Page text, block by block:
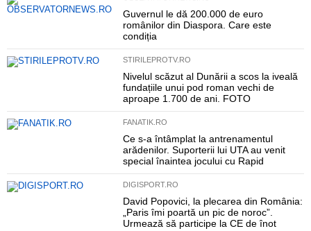
Guvernul le dă 200.000 de euro
românilor din Diaspora. Care este
condiția
STIRILEPROTV.RO
Nivelul scăzut al Dunării a scos la iveală
fundațiile unui pod roman vechi de
aproape 1.700 de ani. FOTO
FANATIK.RO
Ce s-a întâmplat la antrenamentul
arădenilor. Suporterii lui UTA au venit
special înaintea jocului cu Rapid
DIGISPORT.RO
David Popovici, la plecarea din România:
„Paris îmi poartă un pic de noroc”.
Urmează să participe la CE de înot